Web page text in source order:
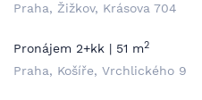
Praha, Žižkov, Krásova 704
Pronájem 2+kk | 51 m2
Praha, Košíře, Vrchlického 9